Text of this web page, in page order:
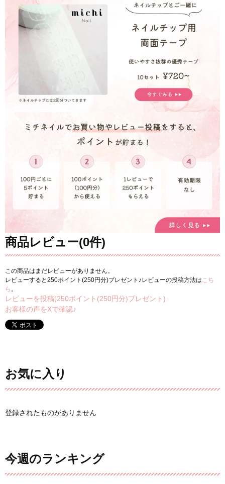
商品レビュー(0件)
この商品はまだレビューがありません。
レビューすると250ポイント(250円分)プレゼント♪レビューの投稿方法は こち
ら 。
レビューを投稿(250ポイント(250円分)プレゼント)
お客様の声をXで確認♪
お気に入り
登録されたものがありません
今週のランキング